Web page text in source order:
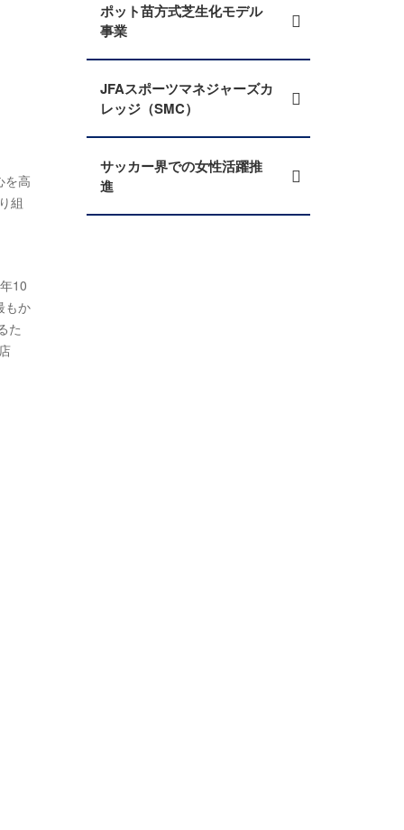
を高
組
10
もか
た
ポット苗方式芝生化モデル
事業
JFAスポーツマネジャーズカ
レッジ（SMC）
サッカー界での女性活躍推
進